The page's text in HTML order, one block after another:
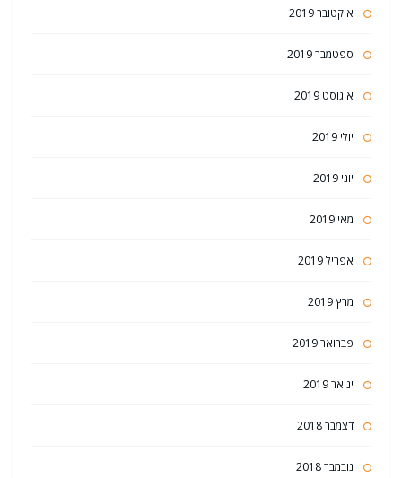
אוקטובר 2019
ספטמבר 2019
אוגוסט 2019
יולי 2019
יוני 2019
מאי 2019
אפריל 2019
מרץ 2019
פברואר 2019
ינואר 2019
דצמבר 2018
נובמבר 2018